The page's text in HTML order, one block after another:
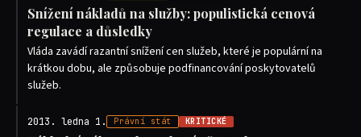
Snížení nákladů na služby: populistická cenová
regulace a důsledky
Vláda zavádí razantní snížení cen služeb, které je populární na
krátkou dobu, ale způsobuje podfinancování poskytovatelů
služeb.
2013. ledna 1. Právní stát KRITICKÉ